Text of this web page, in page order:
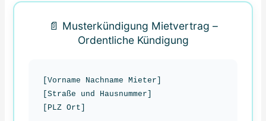
📄 Musterkündigung Mietvertrag –
Ordentliche Kündigung
[Vorname Nachname Mieter]
[Straße und Hausnummer]
[PLZ Ort]